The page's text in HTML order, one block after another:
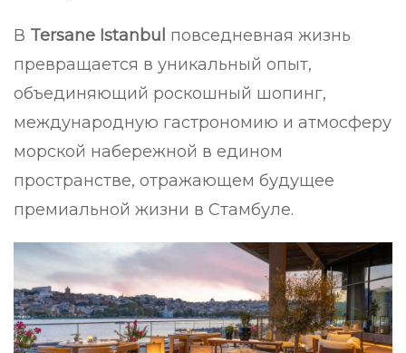
В Tersane Istanbul повседневная жизнь
превращается в уникальный опыт,
объединяющий роскошный шопинг,
международную гастрономию и атмосферу
морской набережной в едином
пространстве, отражающем будущее
премиальной жизни в Стамбуле.